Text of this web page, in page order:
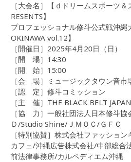
［大会名］【ｄドリームスポーツ
RESENTS】
プロフェッショナル修斗公式戦沖
OKINAWA vol.12】
［開催日］2025年4月20日（日）
［開 場］14:30
［開 始］15:00
［会 場］ミュージックタウン音
［認 定］修斗コミッション
［主 催］THE BLACK BELT JAPAN
［協 力］一般社団法人日本修斗協
Ｄ/Studio Shine/ＪＭＯＣ/ＧＦＣ
［特別協賛］株式会社ファッショ
カフェ/沖縄広告株式会社/中部総合
前法律事務所/カルペディエム沖縄